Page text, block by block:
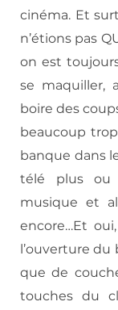
cinéma. Et
n’étions pas
on est
se maquiller,
boire des
beaucoup
banque dans
télé plus ou
musique et
encore…Et
l’ouverture du
que de
touches du